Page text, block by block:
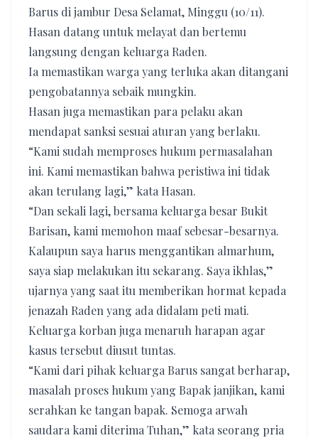
Barus di jambur Desa Selamat, Minggu (10/11).
Hasan datang untuk melayat dan bertemu
langsung dengan keluarga Raden.
Ia memastikan warga yang terluka akan ditangani
pengobatannya sebaik mungkin.
Hasan juga memastikan para pelaku akan
mendapat sanksi sesuai aturan yang berlaku.
“Kami sudah memproses hukum permasalahan
ini. Kami memastikan bahwa peristiwa ini tidak
akan terulang lagi,” kata Hasan.
“Dan sekali lagi, bersama keluarga besar Bukit
Barisan, kami memohon maaf sebesar-besarnya.
Kalaupun saya harus menggantikan almarhum,
saya siap melakukan itu sekarang. Saya ikhlas,”
ujarnya yang saat itu memberikan hormat kepada
jenazah Raden yang ada didalam peti mati.
Keluarga korban juga menaruh harapan agar
kasus tersebut diusut tuntas.
“Kami dari pihak keluarga Barus sangat berharap,
masalah proses hukum yang Bapak janjikan, kami
serahkan ke tangan bapak. Semoga arwah
saudara kami diterima Tuhan,” kata seorang pria